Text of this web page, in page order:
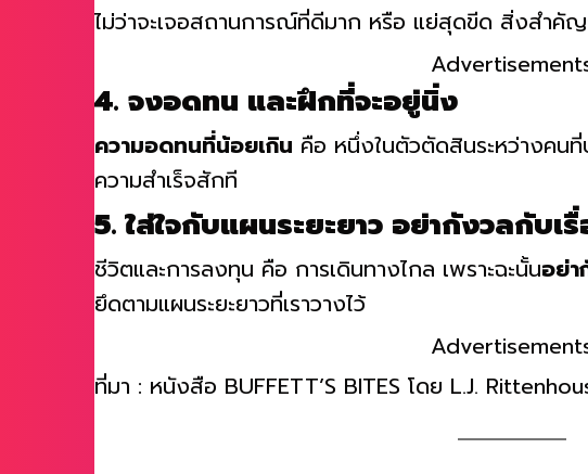
ไม่ว่าจะเจอสถานการณ์ที่ดีมาก หรือ แย่สุดขีด สิ่งสำคั
4. จงอดทน และฝึกที่จะอยู่นิ่ง
ความอดทนที่น้อยเกิน คือ หนึ่งในตัวตัดสินระหว่างคนที่
ความสำเร็จสักที
5. ใส่ใจกับแผนระยะยาว อย่ากังวลกับเ
ชีวิตและการลงทุน คือ การเดินทางไกล เพราะฉะนั้นอย่า
ยึดตามแผนระยะยาวที่เราวางไว้
ที่มา : หนังสือ BUFFETT’S BITES โดย L.J.